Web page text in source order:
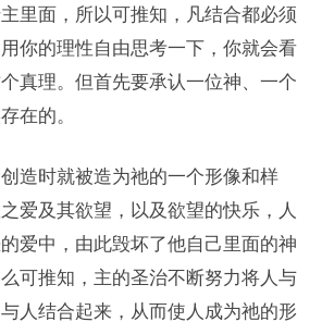
里面，所以可推知，凡结合都必须
你的理性自由思考一下，你就会看
真理。但首先要承认一位神、一个
在的。
造时就被造为祂的一个形像和样
爱及其欲望，以及欲望的快乐，人
爱中，由此毁坏了他自己里面的神
可推知，主的圣治不断努力将人与
人结合起来，从而使人成为祂的形